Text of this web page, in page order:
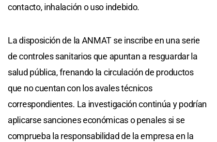
contacto, inhalación o uso indebido.
La disposición de la ANMAT se inscribe en una serie
de controles sanitarios que apuntan a resguardar la
salud pública, frenando la circulación de productos
que no cuentan con los avales técnicos
correspondientes. La investigación continúa y podrían
aplicarse sanciones económicas o penales si se
comprueba la responsabilidad de la empresa en la